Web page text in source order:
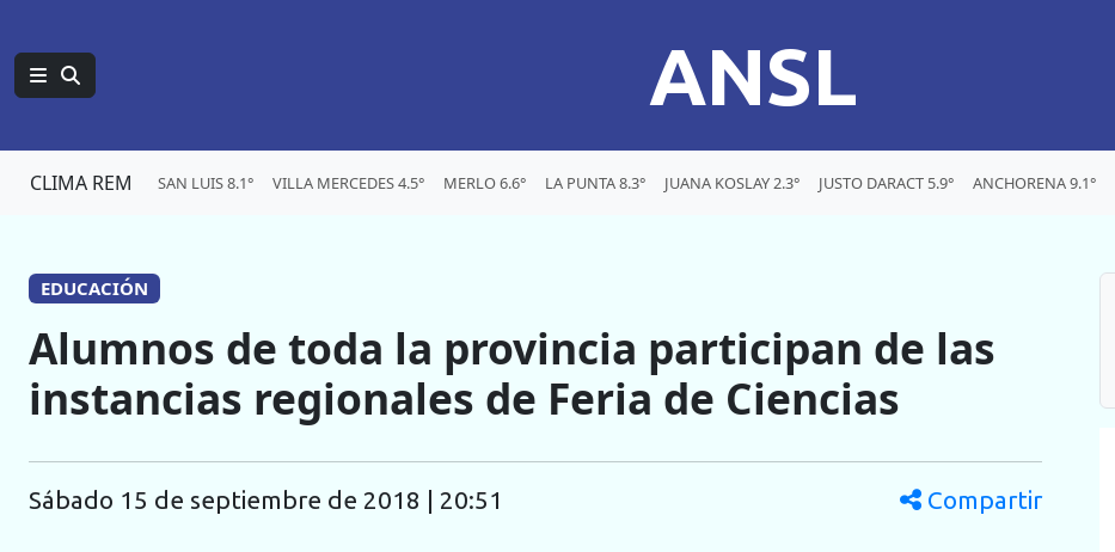
ANSL
CLIMA REM SAN LUIS 8.1° VILLA MERCEDES 4.5° MERLO 6.6° LA PUNTA 8.3° JUANA KOSLAY 2.3° JUSTO DARACT 5.9° ANCHORENA 9.1°
EDUCACIÓN
Alumnos de toda la provincia participan de las
instancias regionales de Feria de Ciencias
sábado 15 de septiembre de 2018 | 20:51 Compartir